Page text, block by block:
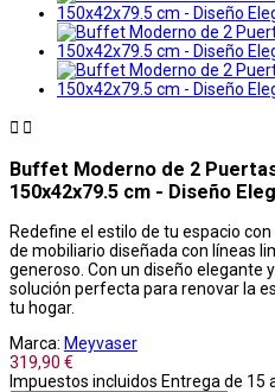
 
Buffet Moderno de 2
150x42x79.5 cm - Diseño
Redefine el estilo de tu espacio
de mobiliario diseñada con líneas
generoso. Con un diseño elegante
solución perfecta para renovar la
tu hogar.
Marca: Meyvaser
319,90 €
Impuestos incluidos Entrega de 15